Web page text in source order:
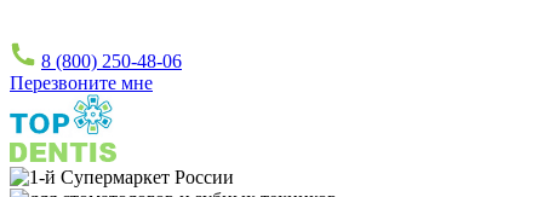
8 (800) 250-48-06
Перезвоните мне